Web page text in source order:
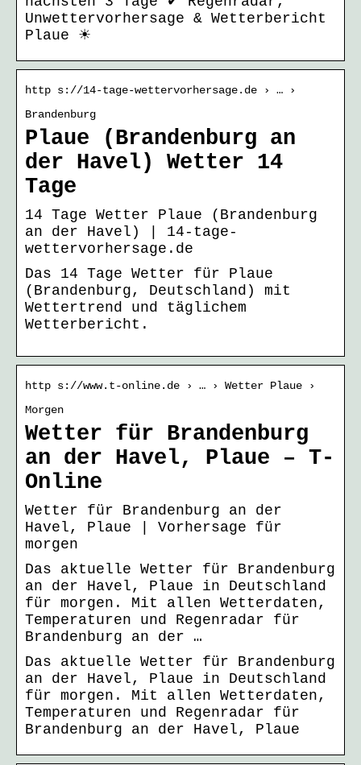
Unwettervorhersage & Wetterbericht
Plaue ☀
http s://14-tage-wettervorhersage.de › … ›
Brandenburg
Plaue (Brandenburg an
der Havel) Wetter 14
Tage
14 Tage Wetter Plaue (Brandenburg
an der Havel) | 14-tage-
wettervorhersage.de
Das 14 Tage Wetter für Plaue
(Brandenburg, Deutschland) mit
Wettertrend und täglichem
Wetterbericht.
http s://www.t-online.de › … › Wetter Plaue ›
Morgen
Wetter für Brandenburg
an der Havel, Plaue – T-
Online
Wetter für Brandenburg an der
Havel, Plaue | Vorhersage für
morgen
Das aktuelle Wetter für Brandenburg
an der Havel, Plaue in Deutschland
für morgen. Mit allen Wetterdaten,
Temperaturen und Regenradar für
Brandenburg an der …
Das aktuelle Wetter für Brandenburg
an der Havel, Plaue in Deutschland
für morgen. Mit allen Wetterdaten,
Temperaturen und Regenradar für
Brandenburg an der Havel, Plaue